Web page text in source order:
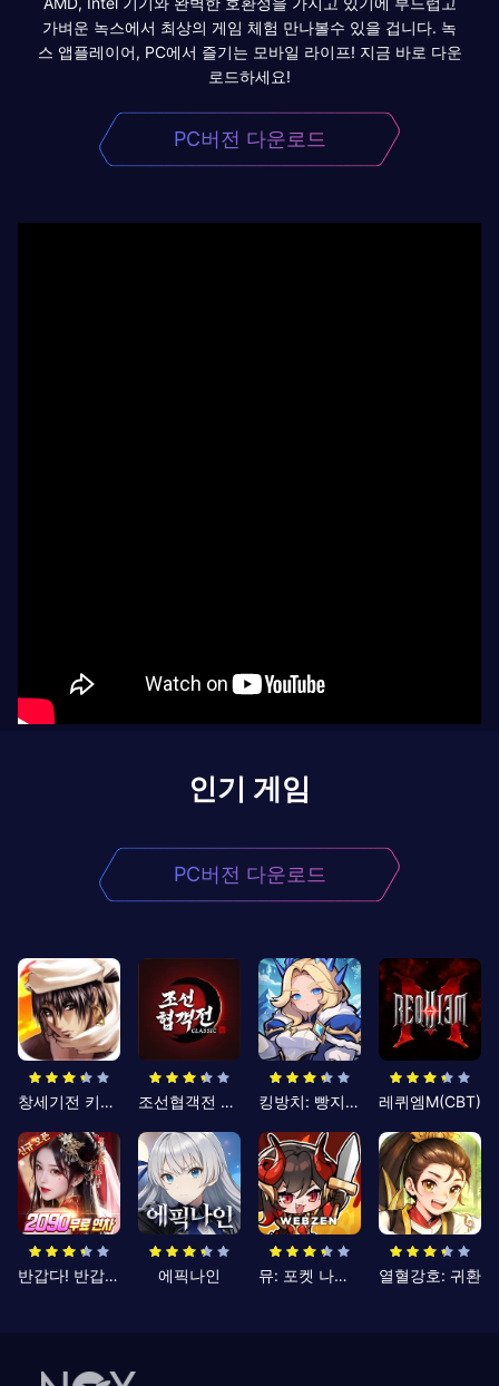
가벼운 녹스에서 최상의 게임 체험 만나볼수 있을 겁니다. 녹
스 앱플레이어, PC에서 즐기는 모바일 라이프! 지금 바로 다운
로드하세요!
PC버전 다운로드
인기 게임
PC버전 다운로드
창세기전 키우기 조선협객전 클래식 킹방치: 빵지의 제왕 레퀴엠M(CBT)
반갑다! 반갑삼국지 에픽나인 뮤: 포켓 나이츠 열혈강호: 귀환